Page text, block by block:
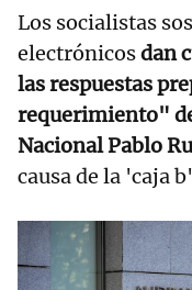
Los socialistas
electrónicosdan
las respuestas
requerimiento"
Nacional Pablo
causa de la 'caja